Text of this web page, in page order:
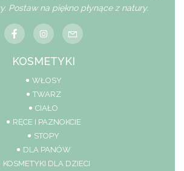
Postaw na piękno płynące z natury.
KOSMETYKI
WŁOSY
TWARZ
CIAŁO
RĘCE I PAZNOKCIE
STOPY
DLA PANÓW
KOSMETYKI DLA DZIECI